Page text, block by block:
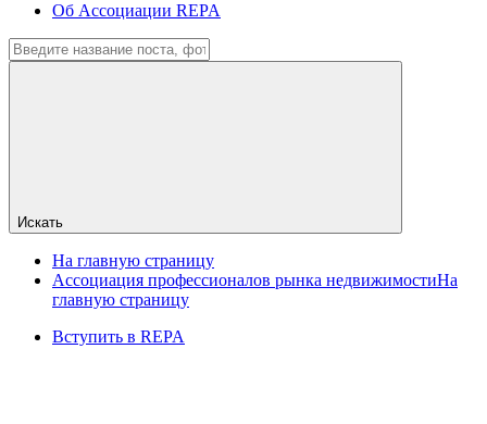
Об Ассоциации REPA
Искать
На главную страницу
Ассоциация профессионалов рынка недвижимостиНа
главную страницу
Вступить в REPA